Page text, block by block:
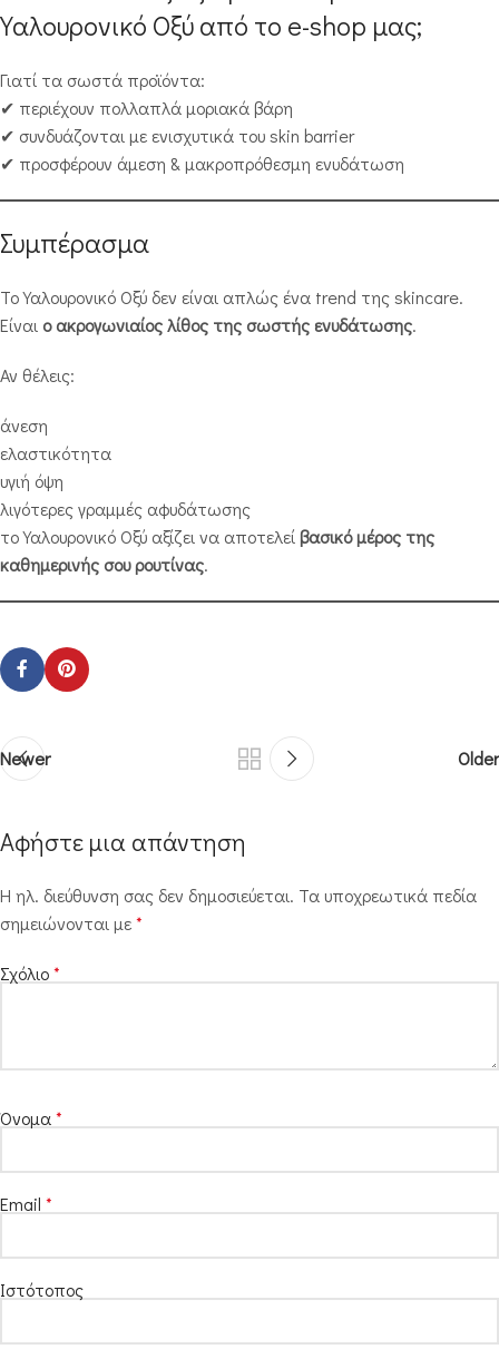
Υαλουρονικό Οξύ από το e-shop μας;
Γιατί τα σωστά προϊόντα:
✔ περιέχουν πολλαπλά μοριακά βάρη
✔ συνδυάζονται με ενισχυτικά του skin barrier
✔ προσφέρουν άμεση & μακροπρόθεσμη ενυδάτωση
Συμπέρασμα
Το Υαλουρονικό Οξύ δεν είναι απλώς ένα trend της skincare.
Είναι ο ακρογωνιαίος λίθος της σωστής ενυδάτωσης.
Αν θέλεις:
άνεση
ελαστικότητα
υγιή όψη
λιγότερες γραμμές αφυδάτωσης
το Υαλουρονικό Οξύ αξίζει να αποτελεί βασικό μέρος της
καθημερινής σου ρουτίνας.
Newer Older
Αφήστε μια απάντηση
Η ηλ. διεύθυνση σας δεν δημοσιεύεται. Τα υποχρεωτικά πεδία
σημειώνονται με*
Σχόλιο*
Όνομα*
Email *
Ιστότοπος